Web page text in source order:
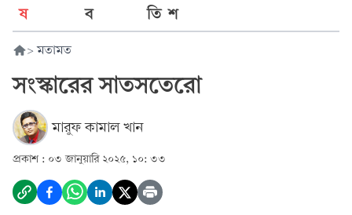
ষ
ব
তি শ
> মতামত
সংস্কারের সাতসতেরো
মারুফ কামাল খান
প্রকাশ : ০৩ জানুয়ারি ২০২৫, ১০: ৩৩